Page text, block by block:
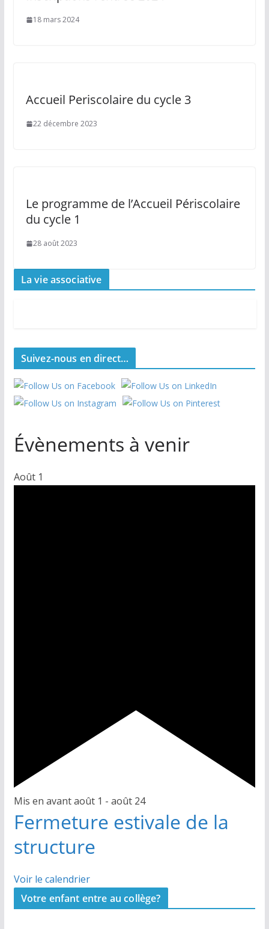
18 mars 2024
Accueil Periscolaire du cycle 3
22 décembre 2023
Le programme de l’Accueil Périscolaire
du cycle 1
28 août 2023
La vie associative
Suivez-nous en direct…
Évènements à venir
Août 1
Mis en avantaoût 1 - août 24
Fermeture estivale de la
structure
Voir le calendrier
Votre enfant entre au collège?